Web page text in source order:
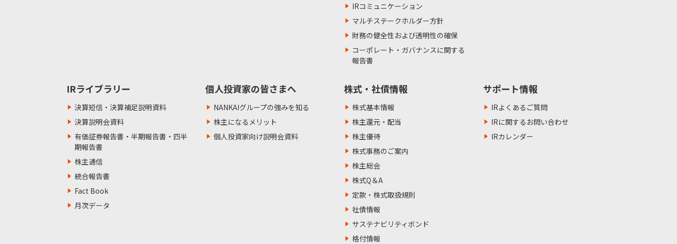
IRコミュニケーション
マルチステークホルダー方針
財務の健全性および透明性の確保
コーポレート・ガバナンスに関する
報告書
IRライブラリー
決算短信・決算補足説明資料
決算説明会資料
有価証券報告書・半期報告書・四半
期報告書
株主通信
統合報告書
Fact Book
月次データ
個人投資家の皆さまへ
NANKAIグループの強みを知る
株主になるメリット
個人投資家向け説明会資料
株式・社債情報
株式基本情報
株主還元・配当
株主優待
株式事務のご案内
株主総会
株式Q＆A
定款・株式取扱規則
社債情報
サステナビリティボンド
格付情報
サポート情報
IRよくあるご質問
IRに関するお問い合わせ
IRカレンダー